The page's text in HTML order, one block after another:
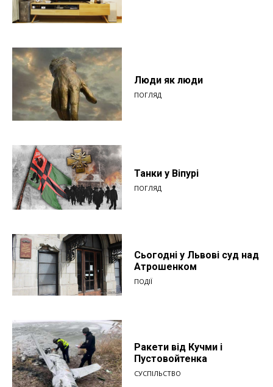
Люди як люди
ПОГЛЯД
Танки у Віпурі
ПОГЛЯД
Сьогодні у Львові суд над
Атрошенком
ПОДІЇ
Ракети від Кучми і
Пустовойтенка
СУСПІЛЬСТВО